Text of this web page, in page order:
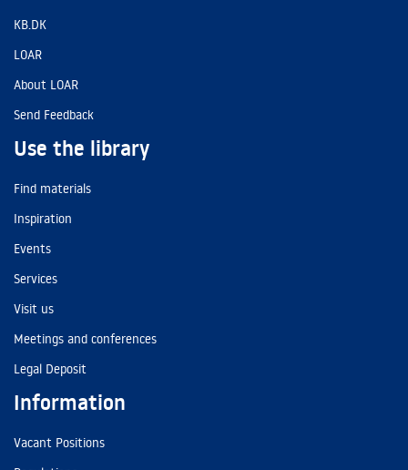
KB.DK
LOAR
About LOAR
Send Feedback
Use the library
Find materials
Inspiration
Events
Services
Visit us
Meetings and conferences
Legal Deposit
Information
Vacant Positions